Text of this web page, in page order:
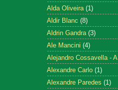
Alda Oliveira (1)
Aldir Blanc (8)
Aldrin Gandra (3)
Ale Mancini (4)
Alejandro Cossavella - A
Alexandre Carlo (1)
Alexandre Paredes (1)